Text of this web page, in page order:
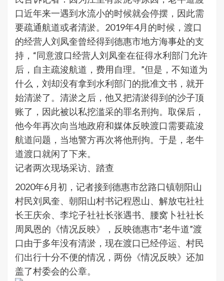
口近年来一遇到水流小的时候就会停摆，因此需
要疏通航道或者清淤。2019年4月的时候，渡口
的经营人刘凤奎曾经得到德惠市地方海事处的支
持，“同意渡口经营人刘凤奎在征得水利部门允许
后，自主疏浚航道，费用自理。”但是，不知道为
什么，刘却没有拿到水利部门的批准文书，就开
始清淤了。清淤之后，他又把清淤得到的沙子顶
账了，因此被以私挖滥采的罪名刑拘。取保后，
他今年再次向当地政府和媒体反映渡口需要疏浚
航道问题，当地警方再次将他刑拘。于是，老牛
道渡口就闲了下来。
记者两次现场采访、踏查
2020年6月初，记者接到德惠市岔路口镇朝阳山
村民刘凤奎、朝阳山村书记程恩山、解放屯社社
长王庆余、李坨子社社长张遇书、腰窝卜社社长
周凤恩的《情况反映》，反映德惠市“老牛道”渡
口由于多年没有清淤，现在渡口已经停运、村民
们出行十分不便的情况，两份《情况反映》还加
盖了村委会的公章。